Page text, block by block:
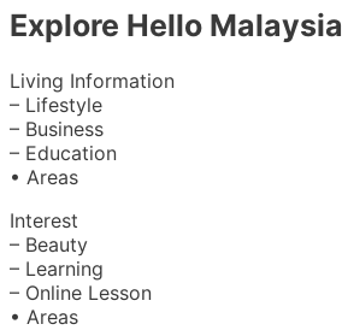
Explore Hello Malaysia
Living Information
– Lifestyle
– Business
– Education
• Areas
Interest
– Beauty
– Learning
– Online Lesson
• Areas